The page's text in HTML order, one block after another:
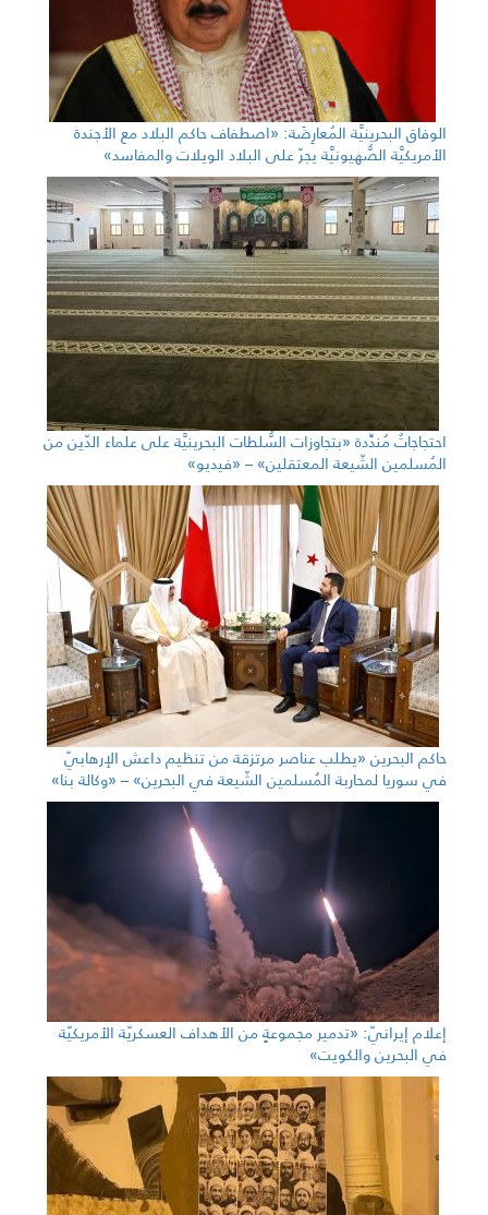
الوفاق البحرينيَّة المُعارِضَة: «اصطفاف حاكم البلاد مع الأجندة
الأمريكيَّة الصُّهيونيَّة يجرّ على البلاد الويلات والمفاسد»
احتجاجاتٌ مُندِّدة «بتجاوزات السُّلطات البحرينيَّة على علماء الدّين من
المُسلمين الشّيعة المعتقلين» – «فيديو»
حاكم البحرين «يطلب عناصر مرتزقة من تنظيم داعش الإرهابيّ
في سوريا لمحاربة المُسلمين الشّيعة في البحرين» – «وكالة بنا»
إعلام إيرانيّ: «تدمير مجموعةٍ من الأهداف العسكريّة الأمريكيّة
في البحرين والكويت»